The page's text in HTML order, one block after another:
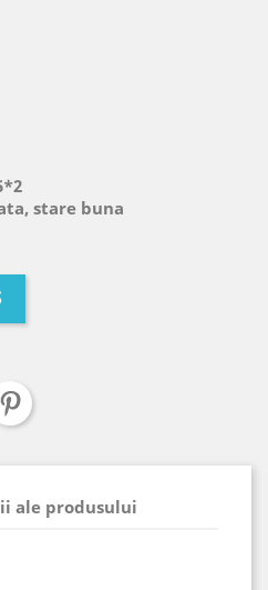
stare buna
ale produsului